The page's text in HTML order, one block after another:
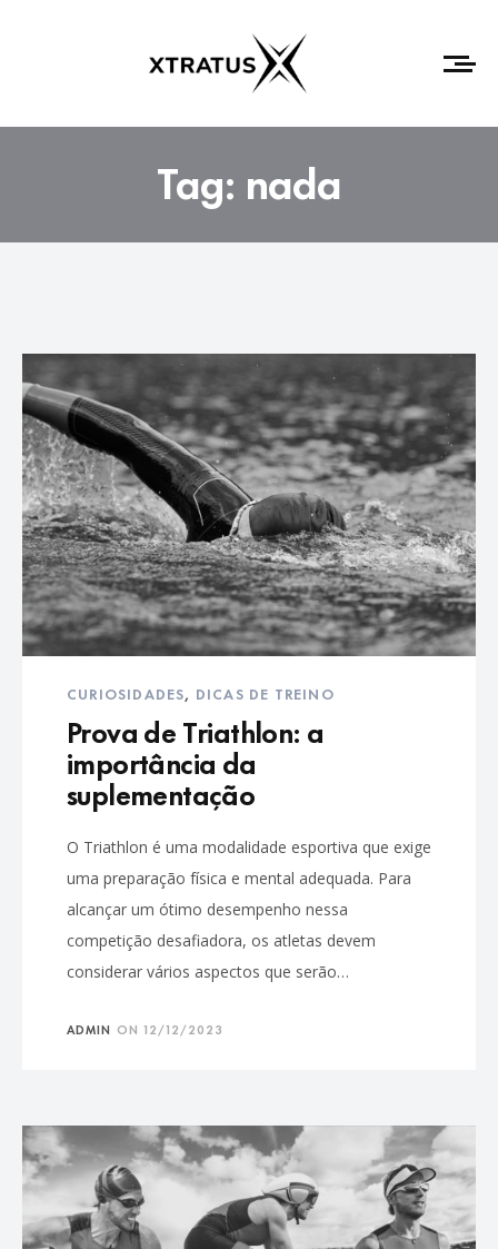
Tag: nada
CURIOSIDADES, DICAS DE TREINO
Prova de Triathlon: a
importância da
suplementação
O Triathlon é uma modalidade esportiva que exige
uma preparação física e mental adequada. Para
alcançar um ótimo desempenho nessa
competição desafiadora, os atletas devem
considerar vários aspectos que serão…
ADMIN ON 12/12/2023